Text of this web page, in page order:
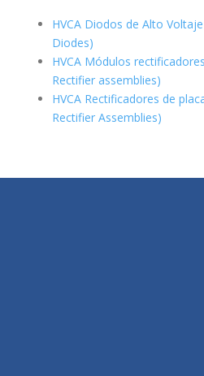
HVCA Diodos de Alto
Diodes)
HVCA Módulos
Rectifier assemblies)
HVCA Rectificadores de
Rectifier Assemblies)